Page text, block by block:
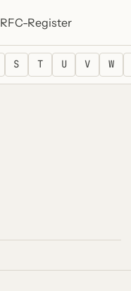
RFC-Register
S T U V W